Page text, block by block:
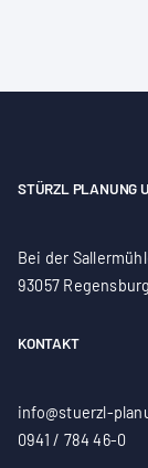
STÜRZL PLANUNG
Bei der
93057 Regensburg
KONTAKT
info@stuerzl-
0941 / 784 46-0